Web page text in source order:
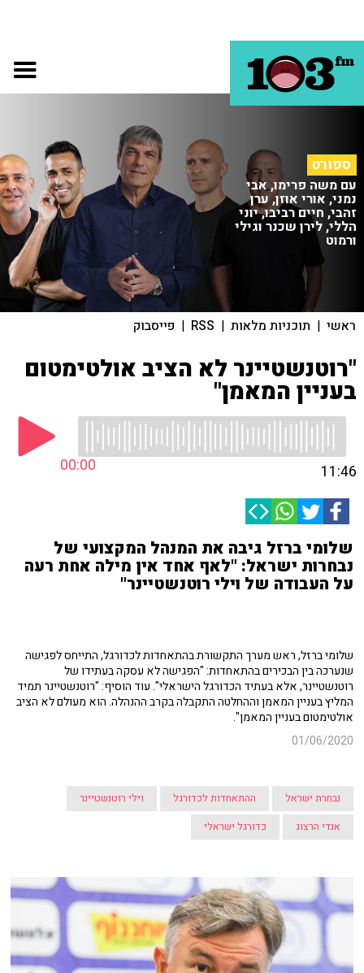
ספורט
עם משה פרימו, אבי
נמני, אורי אוזן, ערן
זהבי, חיים רביבו, יוני
הללי, לירן שכנר וגילי
ורמוט
ראשי | תוכניות מלאות |
RSS
| פייסבוק
"רוטנשטיינר לא הציב אולטימטום
בעניין המאמן"
00:00 11:46
שלומי ברזל גיבה את המנהל המקצועי של
נבחרות ישראל: "לאף אחד אין מילה אחת רעה
על העבודה של וילי רוטנשטיינר"
שלומי ברזל, ראש מערך התקשורת בהתאחדות לכדורגל, התייחס לפגישה
שנערכה בין הבכירים בהתאחדות: "הפגישה לא עסקה בעתידו של
רוטנשטיינר, אלא בעתיד הכדורגל הישראלי". עוד הוסיף: "רוטנשטיינר תמיד
המליץ בעניין המאמן וההחלטה התקבלה בקרב ההנהלה. הוא מעולם לא הציב
אולטימטום בעניין המאמן".
01/06/2020
נבחרת ישראל ההתאחדות לכדורגל
וילי רוטנשטיינר
אנדי הרצוג
כדורגל ישראלי